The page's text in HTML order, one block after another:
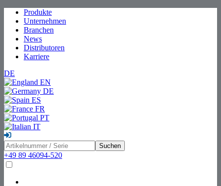
Produkte
Unternehmen
Branchen
News
Distributoren
Karriere
DE
EN
DE
ES
FR
PT
IT
Suchen
+49 89 46094-520